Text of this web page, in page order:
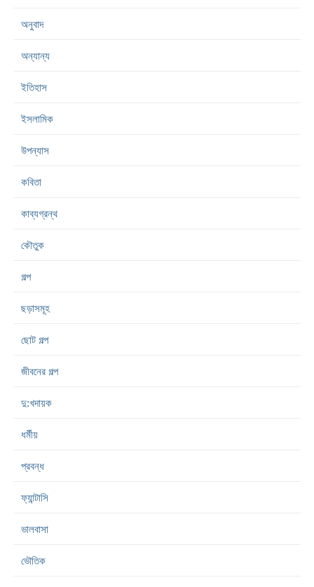
অনুবাদ
অন্যান্য
ইতিহাস
ইসলামিক
উপন্যাস
কবিতা
কাব্যগ্রন্থ
কৌতুক
গল্প
ছড়াসমূহ
ছোট গল্প
জীবনের গল্প
দু:খদায়ক
ধর্মীয়
প্রবন্ধ
ফ্যান্টাসি
ভালবাসা
ভৌতিক